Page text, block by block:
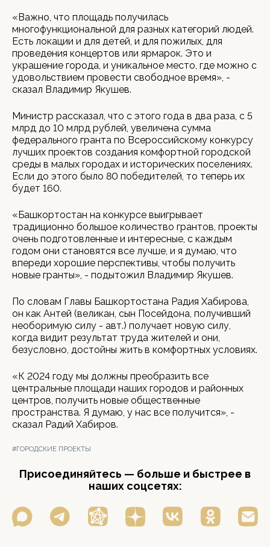
«Важно, что площадь получилась
многофункциональной для разных категорий людей.
Есть локации и для детей, и для пожилых, для
проведения концертов или ярмарок. Это и
украшение города, и уникальное место, где можно с
удовольствием провести свободное время», -
сказал Владимир Якушев.
Министр рассказал, что с этого года в два раза, с 5
млрд до 10 млрд рублей, увеличена сумма
федерального гранта по Всероссийскому конкурсу
лучших проектов создания комфортной городской
среды в малых городах и исторических поселениях.
Если до этого было 80 победителей, то теперь их
будет 160.
«Башкортостан на конкурсе выигрывает
традиционно большое количество грантов, проекты
очень подготовленные и интересные, с каждым
годом они становятся все лучше, и я думаю, что
впереди хорошие перспективы, чтобы получить
новые гранты», - подытожил Владимир Якушев.
По словам Главы Башкортостана Радия Хабирова,
он как Антей (великан, сын Посейдона, получивший
необоримую силу - авт.) получает новую силу,
когда видит результат труда жителей и они,
безусловно, достойны жить в комфортных условиях.
«К 2024 году мы должны преобразить все
центральные площади наших городов и районных
центров, получить новые общественные
пространства. Я думаю, у нас все получится», -
сказал Радий Хабиров.
#ГОРОДСКИЕ ПРОЕКТЫ
Присоединяйтесь — больше и быстрее в
наших соцсетях: